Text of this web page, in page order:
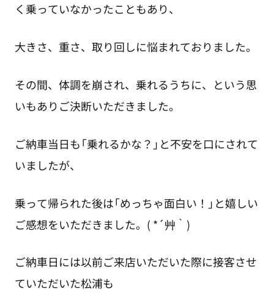
く乗っていなかったこともあり、
大きさ、重さ、取り回しに悩まれておりました。
その間、体調を崩され、乗れるうちに、という思
いもありご決断いただきました。
ご納車当日も「乗れるかな？」と不安を口にされて
いましたが、
乗って帰られた後は「めっちゃ面白い！」と嬉しい
ご感想をいただきました。( *´艸｀)
ご納車日には以前ご来店いただいた際に接客させ
ていただいた松浦も